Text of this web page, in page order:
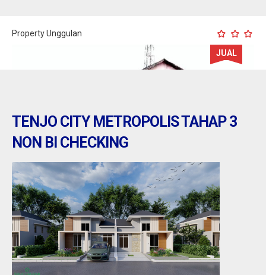
Property Unggulan
JUAL
banten : Dijual Bengkel / Gudang di pinggir
jalan raya serang
TENJO CITY METROPOLIS TAHAP 3
NON BI CHECKING